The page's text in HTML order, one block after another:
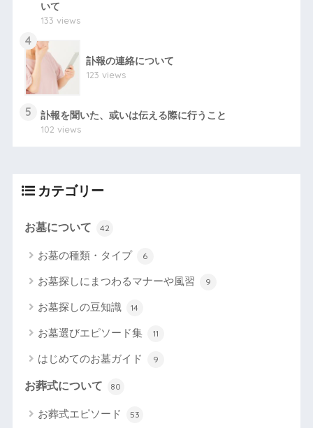
いて
133 views
4
訃報の連絡について
123 views
5
訃報を聞いた、或いは伝える際に行うこと
102 views
カテゴリー
お墓について 42
お墓の種類・タイプ 6
お墓探しにまつわるマナーや風習 9
お墓探しの豆知識 14
お墓選びエピソード集 11
はじめてのお墓ガイド 9
お葬式について 80
お葬式エピソード 53